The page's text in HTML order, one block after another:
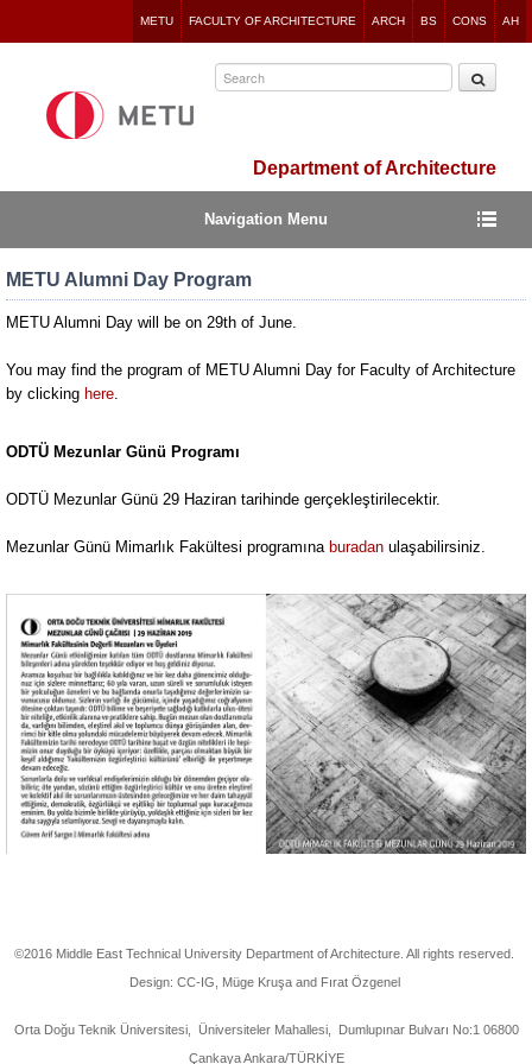
to
METU FACULTY OF ARCHITECTURE ARCH BS CONS AH
Department of Architecture
Navigation Menu
METU Alumni Day Program
METU Alumni Day will be on 29th of June.
You may find the program of METU Alumni Day for Faculty of Architecture
by clicking here.
ODTÜ Mezunlar Günü Programı
ODTÜ Mezunlar Günü 29 Haziran tarihinde gerçekleştirilecektir.
Mezunlar Günü Mimarlık Fakültesi programına buradan ulaşabilirsiniz.
©2016 Middle East Technical University Department of Architecture. All rights reserved.
Design: CC-IG, Müge Kruşa and Fırat Özgenel
Orta Doğu Teknik Üniversitesi, Üniversiteler Mahallesi, Dumlupınar Bulvarı No:1 06800
Çankaya Ankara/TÜRKİYE